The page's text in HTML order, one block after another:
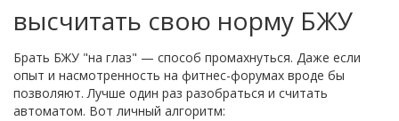
высчитать свою норму БЖУ
Брать БЖУ "на глаз" — способ промахнуться. Даже если
опыт и насмотренность на фитнес-форумах вроде бы
позволяют. Лучше один раз разобраться и считать
автоматом. Вот личный алгоритм: